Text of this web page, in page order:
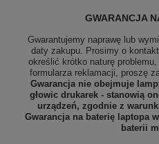
GWARANCJA
Gwarantujemy naprawę lub
daty zakupu. Prosimy o
określić krótko naturę
formularza reklamacji, proszę
Gwarancja nie obejmuje
głowic drukarek - stanowią
urządzeń, zgodnie z
Gwarancja na baterię laptopa
baterii